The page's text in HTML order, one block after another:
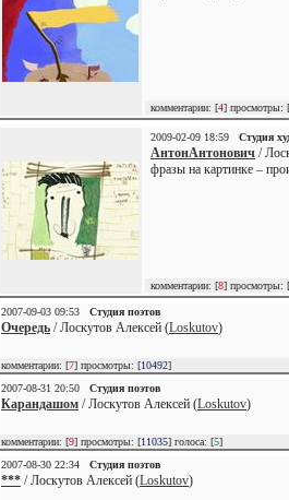
комментарии: [4] просмотры: [
2009-02-09 18:59 Студия
АнтонАнтонович /
фразы на картинке –
комментарии: [8] просмотры: [
2007-09-03 09:53 Студия поэтов
Очередь / Лоскутов Алексей (Loskutov)
комментарии: [7] просмотры: [10492]
2007-08-31 20:50
Студия поэтов
Карандашом / Лоскутов Алексей (Loskutov)
комментарии: [9] просмотры: [11035] голоса: [5]
2007-08-30 22:34
Студия поэтов
*** / Лоскутов Алексей (Loskutov)